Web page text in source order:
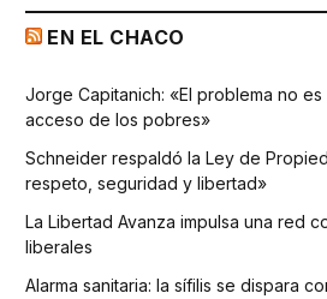
EN EL CHACO
Jorge Capitanich: «El problema no
acceso de los pobres»
Schneider respaldó la Ley de
respeto, seguridad y libertad»
La Libertad Avanza impulsa una red
liberales
Alarma sanitaria: la sífilis se dispara